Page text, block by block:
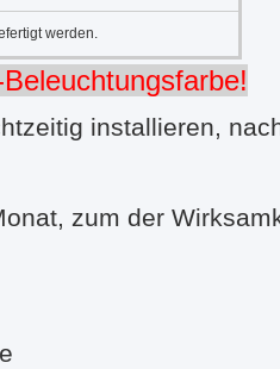
werden.
installieren,
zum der